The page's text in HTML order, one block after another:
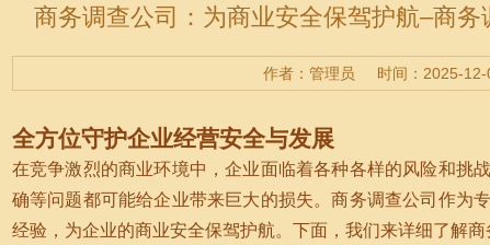
商务调查公司：为商业安全保驾护航–商
作者：管理员 时间：2025-12-
全方位守护企业经营安全与发展
在竞争激烈的商业环境中，企业面临着各种各样的风险和挑
确等问题都可能给企业带来巨大的损失。商务调查公司作为
经验，为企业的商业安全保驾护航。下面，我们来详细了解商